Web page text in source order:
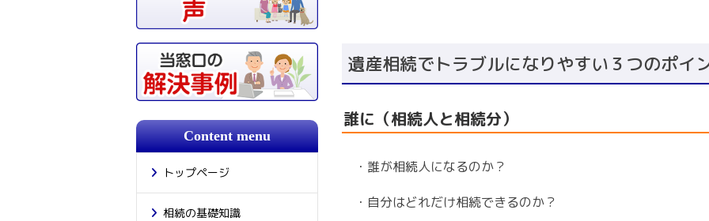
Content menu
トップページ
相続の基礎知識
遺産相続でトラブルになりやすい３つのポイ
誰に（相続人と相続分）
・誰が相続人になるのか？
・自分はどれだけ相続できるのか？